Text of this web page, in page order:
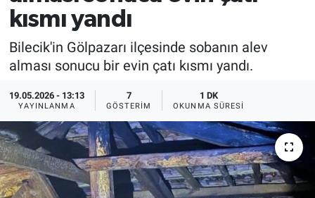
kısmı yandı
Bilecik'in Gölpazarı ilçesinde sobanın alev
alması sonucu bir evin çatı kısmı yandı.
19.05.2026 - 13:13
YAYINLANMA
7
GÖSTERIM
1 DK
OKUNMA SÜRESI
EĞİTİM
MAGAZİN
ÖZEL HABER
HALK54 PANORAMA